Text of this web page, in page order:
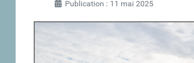
Publication : 11 mai 2025